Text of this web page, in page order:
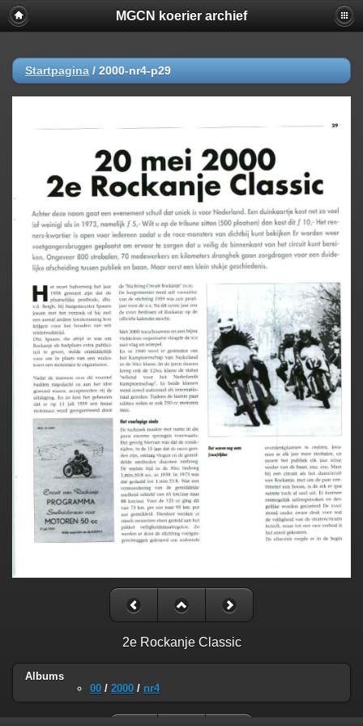
MGCN koerier archief
Startpagina / 2000-nr4-p29
2e Rockanje Classic
Albums
00 / 2000 / nr4